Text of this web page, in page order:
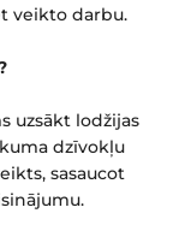
veikto darbu.
uzsākt lodžijas
dzīvokļu
sasaucot